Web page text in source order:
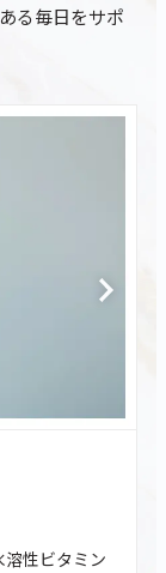
る毎日をサポ
性ビタミン